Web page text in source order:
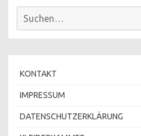
Suchen
KONTAKT
IMPRESSUM
DATENSCHUTZERKLÄRUNG